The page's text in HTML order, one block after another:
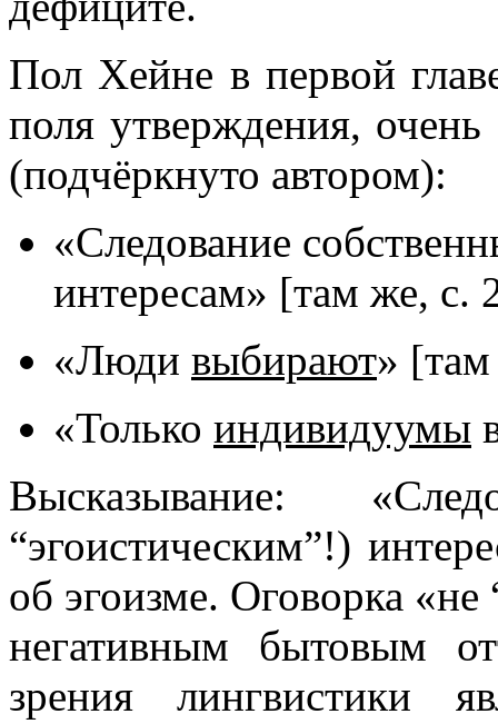
Пол Хейне в первой
поля утверждения,
(подчёркнуто автором):
«Следование
интересам» [там же, с.
«Люди выбирают»
«Только индивидуумы
Высказывание:
“эгоистическим”!)
об эгоизме. Оговорка «не
негативным бытовым
зрения лингвистики